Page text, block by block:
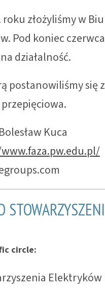
złożyliśmy w
Pod koniec
działalność.
postanowiliśmy
Kuca
circle:
Elektryków